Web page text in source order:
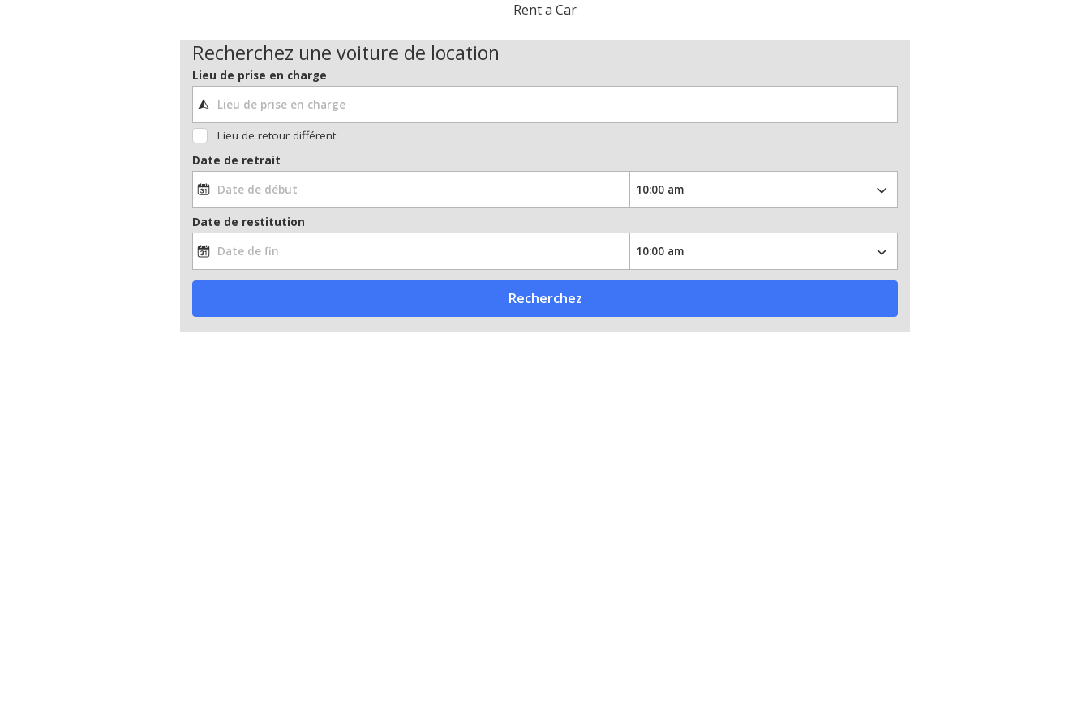
Rent a Car
Recherchez une voiture de location
Lieu de prise en charge
Lieu de retour différent
Date de retrait
Date de restitution
Recherchez